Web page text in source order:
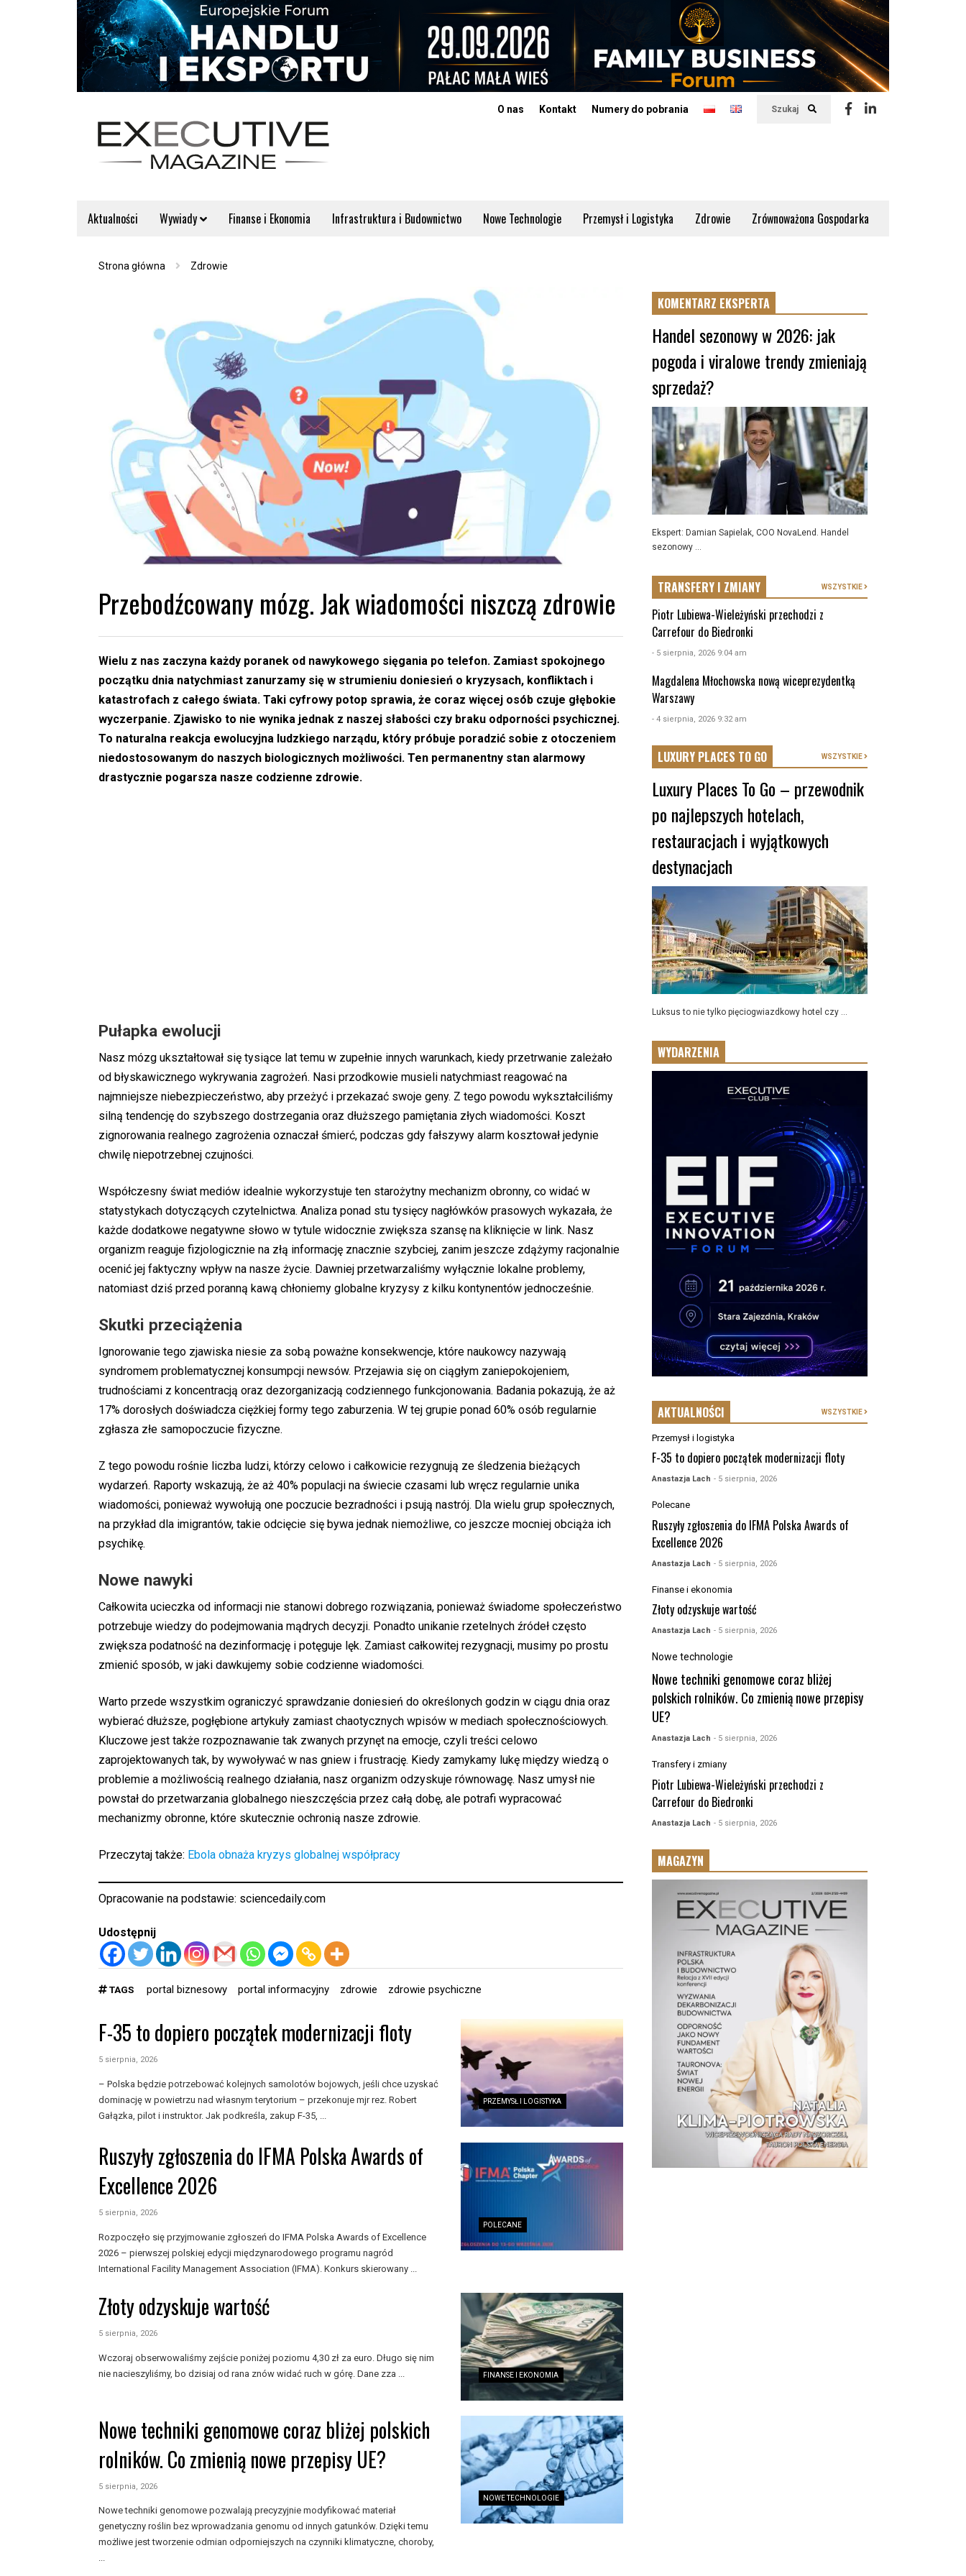
Szukaj
O nas Kontakt Numery do pobrania
Aktualności Wywiady Finanse i Ekonomia Infrastruktura i Budownictwo Nowe Technologie Przemysł i Logistyka Zdrowie Zrównoważona Gospodarka
Strona główna Zdrowie
Przebodźcowany mózg. Jak wiadomości niszczą zdrowie
Wielu z nas zaczyna każdy poranek od nawykowego sięgania po telefon. Zamiast spokojnego
początku dnia natychmiast zanurzamy się w strumieniu doniesień o kryzysach, konfliktach i
katastrofach z całego świata. Taki cyfrowy potop sprawia, że coraz więcej osób czuje głębokie
wyczerpanie. Zjawisko to nie wynika jednak z naszej słabości czy braku odporności psychicznej.
To naturalna reakcja ewolucyjna ludzkiego narządu, który próbuje poradzić sobie z otoczeniem
niedostosowanym do naszych biologicznych możliwości. Ten permanentny stan alarmowy
drastycznie pogarsza nasze codzienne zdrowie.
Pułapka ewolucji
Nasz mózg ukształtował się tysiące lat temu w zupełnie innych warunkach, kiedy przetrwanie zależało
od błyskawicznego wykrywania zagrożeń. Nasi przodkowie musieli natychmiast reagować na
najmniejsze niebezpieczeństwo, aby przeżyć i przekazać swoje geny. Z tego powodu wykształciliśmy
silną tendencję do szybszego dostrzegania oraz dłuższego pamiętania złych wiadomości. Koszt
zignorowania realnego zagrożenia oznaczał śmierć, podczas gdy fałszywy alarm kosztował jedynie
chwilę niepotrzebnej czujności.
Współczesny świat mediów idealnie wykorzystuje ten starożytny mechanizm obronny, co widać w
statystykach dotyczących czytelnictwa. Analiza ponad stu tysięcy nagłówków prasowych wykazała, że
każde dodatkowe negatywne słowo w tytule widocznie zwiększa szansę na kliknięcie w link. Nasz
organizm reaguje fizjologicznie na złą informację znacznie szybciej, zanim jeszcze zdążymy racjonalnie
ocenić jej faktyczny wpływ na nasze życie. Dawniej przetwarzaliśmy wyłącznie lokalne problemy,
natomiast dziś przed poranną kawą chłoniemy globalne kryzysy z kilku kontynentów jednocześnie.
Skutki przeciążenia
Ignorowanie tego zjawiska niesie za sobą poważne konsekwencje, które naukowcy nazywają
syndromem problematycznej konsumpcji newsów. Przejawia się on ciągłym zaniepokojeniem,
trudnościami z koncentracją oraz dezorganizacją codziennego funkcjonowania. Badania pokazują, że aż
17% dorosłych doświadcza ciężkiej formy tego zaburzenia. W tej grupie ponad 60% osób regularnie
zgłasza złe samopoczucie fizyczne.
Z tego powodu rośnie liczba ludzi, którzy celowo i całkowicie rezygnują ze śledzenia bieżących
wydarzeń. Raporty wskazują, że aż 40% populacji na świecie czasami lub wręcz regularnie unika
wiadomości, ponieważ wywołują one poczucie bezradności i psują nastrój. Dla wielu grup społecznych,
na przykład dla imigrantów, takie odcięcie się bywa jednak niemożliwe, co jeszcze mocniej obciąża ich
psychikę.
Nowe nawyki
Całkowita ucieczka od informacji nie stanowi dobrego rozwiązania, ponieważ świadome społeczeństwo
potrzebuje wiedzy do podejmowania mądrych decyzji. Ponadto unikanie rzetelnych źródeł często
zwiększa podatność na dezinformację i potęguje lęk. Zamiast całkowitej rezygnacji, musimy po prostu
zmienić sposób, w jaki dawkujemy sobie codzienne wiadomości.
Warto przede wszystkim ograniczyć sprawdzanie doniesień do określonych godzin w ciągu dnia oraz
wybierać dłuższe, pogłębione artykuły zamiast chaotycznych wpisów w mediach społecznościowych.
Kluczowe jest także rozpoznawanie tak zwanych przynęt na emocje, czyli treści celowo
zaprojektowanych tak, by wywoływać w nas gniew i frustrację. Kiedy zamykamy lukę między wiedzą o
problemie a możliwością realnego działania, nasz organizm odzyskuje równowagę. Nasz umysł nie
powstał do przetwarzania globalnego nieszczęścia przez całą dobę, ale potrafi wypracować
mechanizmy obronne, które skutecznie ochronią nasze zdrowie.
Przeczytaj także: Ebola obnaża kryzys globalnej współpracy
Opracowanie na podstawie: sciencedaily.com
Udostępnij
TAGS portal biznesowy portal informacyjny zdrowie zdrowie psychiczne
PRZEMYSŁ I LOGISTYKA
F-35 to dopiero początek modernizacji floty
5 sierpnia, 2026
– Polska będzie potrzebować kolejnych samolotów bojowych, jeśli chce uzyskać
dominację w powietrzu nad własnym terytorium – przekonuje mjr rez. Robert
Gałązka, pilot i instruktor. Jak podkreśla, zakup F-35, ...
POLECANE
Ruszyły zgłoszenia do IFMA Polska Awards of
Excellence 2026
5 sierpnia, 2026
Rozpoczęło się przyjmowanie zgłoszeń do IFMA Polska Awards of Excellence
2026 – pierwszej polskiej edycji międzynarodowego programu nagród
International Facility Management Association (IFMA). Konkurs skierowany ...
FINANSE I EKONOMIA
Złoty odzyskuje wartość
5 sierpnia, 2026
Wczoraj obserwowaliśmy zejście poniżej poziomu 4,30 zł za euro. Długo się nim
nie nacieszyliśmy, bo dzisiaj od rana znów widać ruch w górę. Dane zza ...
NOWE TECHNOLOGIE
Nowe techniki genomowe coraz bliżej polskich
rolników. Co zmienią nowe przepisy UE?
5 sierpnia, 2026
Nowe techniki genomowe pozwalają precyzyjnie modyfikować materiał
genetyczny roślin bez wprowadzania genomu od innych gatunków. Dzięki temu
możliwe jest tworzenie odmian odporniejszych na czynniki klimatyczne, choroby,
...
KOMENTARZ EKSPERTA
Handel sezonowy w 2026: jak
pogoda i viralowe trendy zmieniają
sprzedaż?
Ekspert: Damian Sapielak, COO NovaLend. Handel
sezonowy ...
TRANSFERY I ZMIANY WSZYSTKIE
Piotr Lubiewa-Wieleżyński przechodzi z
Carrefour do Biedronki
- 5 sierpnia, 2026 9:04 am
Magdalena Młochowska nową wiceprezydentką
Warszawy
- 4 sierpnia, 2026 9:32 am
LUXURY PLACES TO GO WSZYSTKIE
Luxury Places To Go – przewodnik
po najlepszych hotelach,
restauracjach i wyjątkowych
destynacjach
Luksus to nie tylko pięciogwiazdkowy hotel czy ...
WYDARZENIA
AKTUALNOŚCI WSZYSTKIE
Przemysł i logistyka
F-35 to dopiero początek modernizacji floty
Anastazja Lach - 5 sierpnia, 2026
Polecane
Ruszyły zgłoszenia do IFMA Polska Awards of
Excellence 2026
Anastazja Lach - 5 sierpnia, 2026
Finanse i ekonomia
Złoty odzyskuje wartość
Anastazja Lach - 5 sierpnia, 2026
Nowe technologie
Nowe techniki genomowe coraz bliżej
polskich rolników. Co zmienią nowe przepisy
UE?
Anastazja Lach - 5 sierpnia, 2026
Transfery i zmiany
Piotr Lubiewa-Wieleżyński przechodzi z
Carrefour do Biedronki
Anastazja Lach - 5 sierpnia, 2026
MAGAZYN